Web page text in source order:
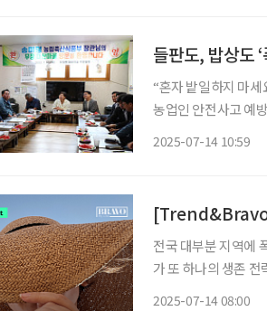
들판도, 밥상도
“혼자 밭일하지 마
농업인 안전사고 예방과 농축산물
2025-07-14 10:59
[Trend&Bravo]
전국 대부분 지역에
가 또 하나의 생존
2025-07-14 08:00